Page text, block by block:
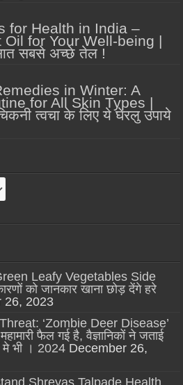
for Health in India –
for Your Well-being |
सबसे अच्छे तेल !
in Winter: A
for All Skin Types |
त्वचा के लिए ये घेरलु उपाये
Leafy Vegetables Side
को जानकार खाना छोड़ देंगे हरे
26, 2023
‘Zombie Deer Disease’
फैल गई है, वैज्ञानिकों ने जताई
भी । 2024 December 26,
Shreyas Talpade Health